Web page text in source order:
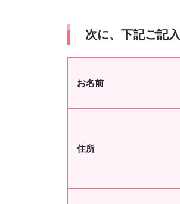
次に、下記ご記
お名前
住所